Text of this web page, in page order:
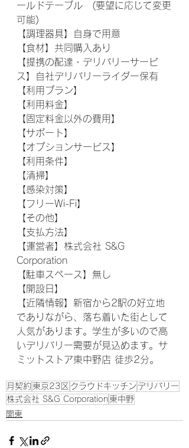
ールドテーブル　(要望に応じて変更
可能)
【調理器具】自身で用意
【食材】共同購入あり
【提携の配達・デリバリーサービ
ス】自社デリバリーライダー保有
【利用プラン】
【利用料金】
【固定料金以外の費用】
【サポート】
【オプションサービス】
【利用条件】
【清掃】
【感染対策】
【フリーWi-Fi】
【その他】
【支払方法】
【運営者】株式会社 S&G
Corporation
【駐車スペース】無し
【開設日】
【近隣情報】新宿から2駅の好立地
でありながら、落ち着いた街として
人気があります。学生が多いので高
いデリバリー需要が見込めます。サ
ミットストア東中野店 徒歩2分。
月契約 東京23区 クラウドキッチン デリバリー
株式会社 S&G Corporation 東中野
関東